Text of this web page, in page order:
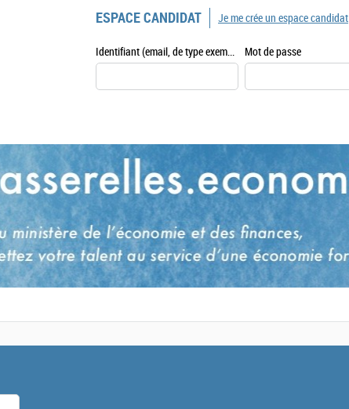
ESPACE CANDIDAT
Identifiant (email, de type exemple@exemple.fr) Mot de passe
Je me crée un espace candidat